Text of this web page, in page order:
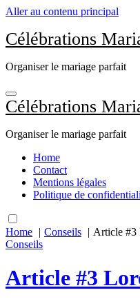
Aller au contenu principal
Célébrations
Organiser le mariage parfait
Célébrations
Organiser le mariage parfait
Home
Contact
Mentions légales
Politique de
Home Conseils
Article #3
Conseils
Article #3